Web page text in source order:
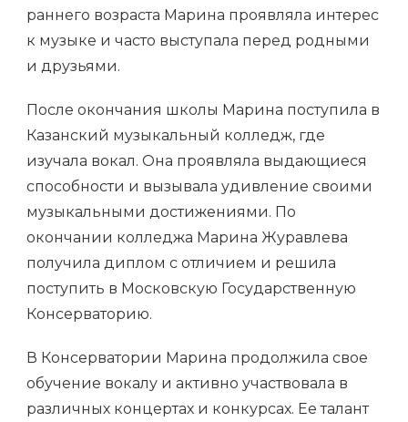
раннего возраста Марина проявляла интерес
к музыке и часто выступала перед родными
и друзьями.
После окончания школы Марина поступила в
Казанский музыкальный колледж, где
изучала вокал. Она проявляла выдающиеся
способности и вызывала удивление своими
музыкальными достижениями. По
окончании колледжа Марина Журавлева
получила диплом с отличием и решила
поступить в Московскую Государственную
Консерваторию.
В Консерватории Марина продолжила свое
обучение вокалу и активно участвовала в
различных концертах и конкурсах. Ее талант